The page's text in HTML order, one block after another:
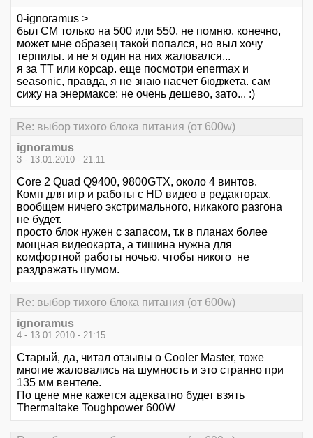
0-ignoramus >
был СМ только на 500 или 550, не помню. конечно,
может мне образец такой попался, но выл хочу
терпилы. и не я один на них жаловался...
я за ТТ или корсар. еще посмотри enermax и
seasonic, правда, я не знаю насчет бюджета. сам
сижу на энермаксе: не очень дешево, зато... :)
Re: выбор тихого блока питания (от 600w)
ignoramus
3 - 13.01.2010 - 21:11
Core 2 Quad Q9400, 9800GTX, около 4 винтов.
Комп для игр и работы с HD видео в редакторах.
вообщем ничего экстримального, никакого разгона
не будет.
просто блок нужен с запасом, т.к в планах более
мощная видеокарта, а тишина нужна для
комфортной работы ночью, чтобы никого не
раздражать шумом.
Re: выбор тихого блока питания (от 600w)
ignoramus
4 - 13.01.2010 - 21:15
Старый, да, читал отзывы о Cooler Master, тоже
многие жаловались на шумность и это странно при
135 мм вентеле.
По цене мне кажется адекватно будет взять
Thermaltake Toughpower 600W